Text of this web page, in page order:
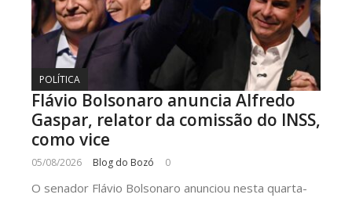
POLÍTICA
Flávio Bolsonaro anuncia Alfredo
Gaspar, relator da comissão do INSS,
como vice
05/08/2026 Blog do Bozó 0
O senador Flávio Bolsonaro anunciou nesta quarta-